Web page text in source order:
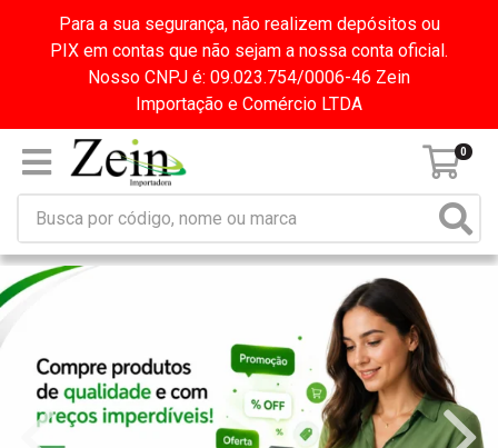
Para a sua segurança, não realizem depósitos ou
PIX em contas que não sejam a nossa conta oficial.
Nosso CNPJ é: 09.023.754/0006-46 Zein
Importação e Comércio LTDA
0